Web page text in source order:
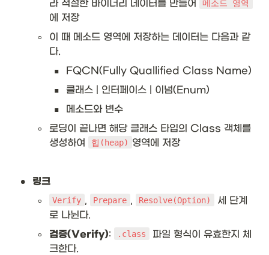
라 적절한 바이너리 데이터를 만들어 메소드 영역
에 저장
◦
이 때 메소드 영역에 저장하는 데이터는 다음과 같
다.
▪ FQCN(Fully Quallified Class Name)
▪ 클래스 | 인터페이스 | 이넘(Enum)
▪ 메소드와 변수
◦
로딩이 끝나면 해당 클래스 타입의 Class 객체를
생성하여
힙(heap) 영역에 저장
• 링크
◦ Verify , Prepare , Resolve(Option)
세 단계
로 나뉜다.
◦ 검증(Verify): .class
파일 형식이 유효한지 체
크한다.